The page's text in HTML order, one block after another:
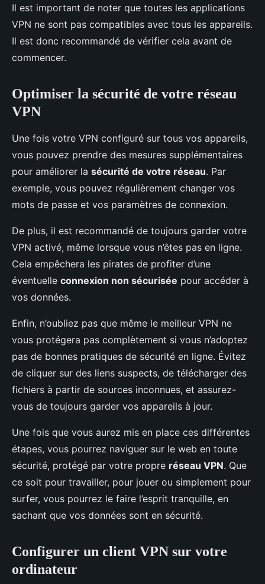
Il est important de noter que toutes les applications
VPN ne sont pas compatibles avec tous les appareils.
Il est donc recommandé de vérifier cela avant de
commencer.
Optimiser la sécurité de votre réseau
VPN
Une fois votre VPN configuré sur tous vos appareils,
vous pouvez prendre des mesures supplémentaires
pour améliorer la sécurité de votre réseau. Par
exemple, vous pouvez régulièrement changer vos
mots de passe et vos paramètres de connexion.
De plus, il est recommandé de toujours garder votre
VPN activé, même lorsque vous n’êtes pas en ligne.
Cela empêchera les pirates de profiter d’une
éventuelle connexion non sécurisée pour accéder à
vos données.
Enfin, n’oubliez pas que même le meilleur VPN ne
vous protégera pas complètement si vous n’adoptez
pas de bonnes pratiques de sécurité en ligne. Évitez
de cliquer sur des liens suspects, de télécharger des
fichiers à partir de sources inconnues, et assurez-
vous de toujours garder vos appareils à jour.
Une fois que vous aurez mis en place ces différentes
étapes, vous pourrez naviguer sur le web en toute
sécurité, protégé par votre propre réseau VPN. Que
ce soit pour travailler, pour jouer ou simplement pour
surfer, vous pourrez le faire l’esprit tranquille, en
sachant que vos données sont en sécurité.
Configurer un client VPN sur votre
ordinateur